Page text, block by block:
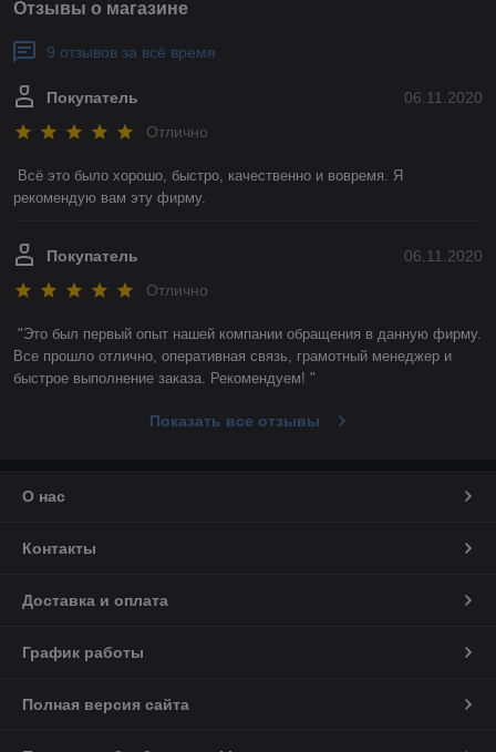
Отзывы о магазине
9 отзывов за всё время
06.11.2020
Покупатель
Отлично
Всё это было хорошо, быстро, качественно и вовремя. Я
рекомендую вам эту фирму.
06.11.2020
Покупатель
Отлично
"Это был первый опыт нашей компании обращения в данную фирму.
Все прошло отлично, оперативная связь, грамотный менеджер и
быстрое выполнение заказа. Рекомендуем! "
Показать все отзывы
О нас
Контакты
Доставка и оплата
График работы
Полная версия сайта